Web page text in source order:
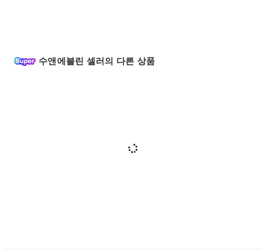
수앤에블린 셀러의 다른 상품